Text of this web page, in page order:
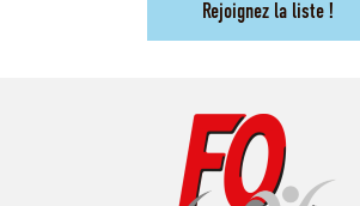
Rejoignez la liste !